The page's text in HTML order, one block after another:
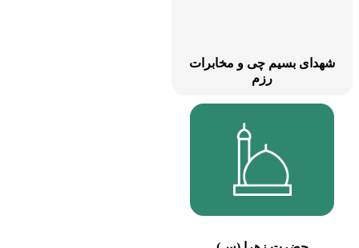
بسیم چی و مخابرات